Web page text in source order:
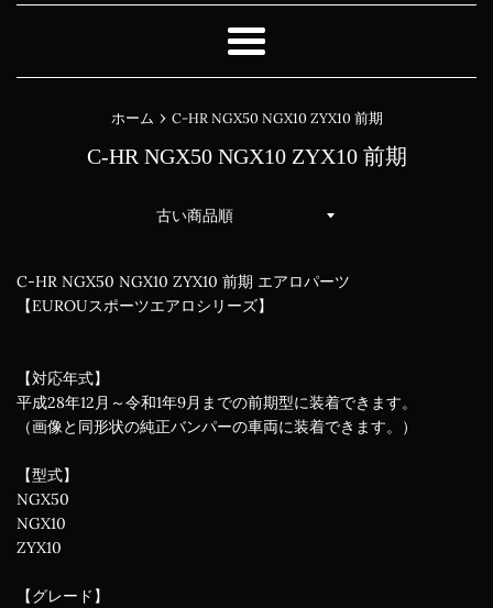
メ
ニ
ー
ホーム › C-HR NGX50 NGX10 ZYX10 前期
C-HR NGX50 NGX10 ZYX10 前期
並
え
C-HR NGX50 NGX10 ZYX10 前期 エアロパーツ
【EUROUスポーツエアロシリーズ】
【対応年式】
平成28年12月～令和1年9月までの前期型に装着できます。
（画像と同形状の純正バンパーの車両に装着できます。）
【型式】
NGX50
NGX10
ZYX10
【グレード】